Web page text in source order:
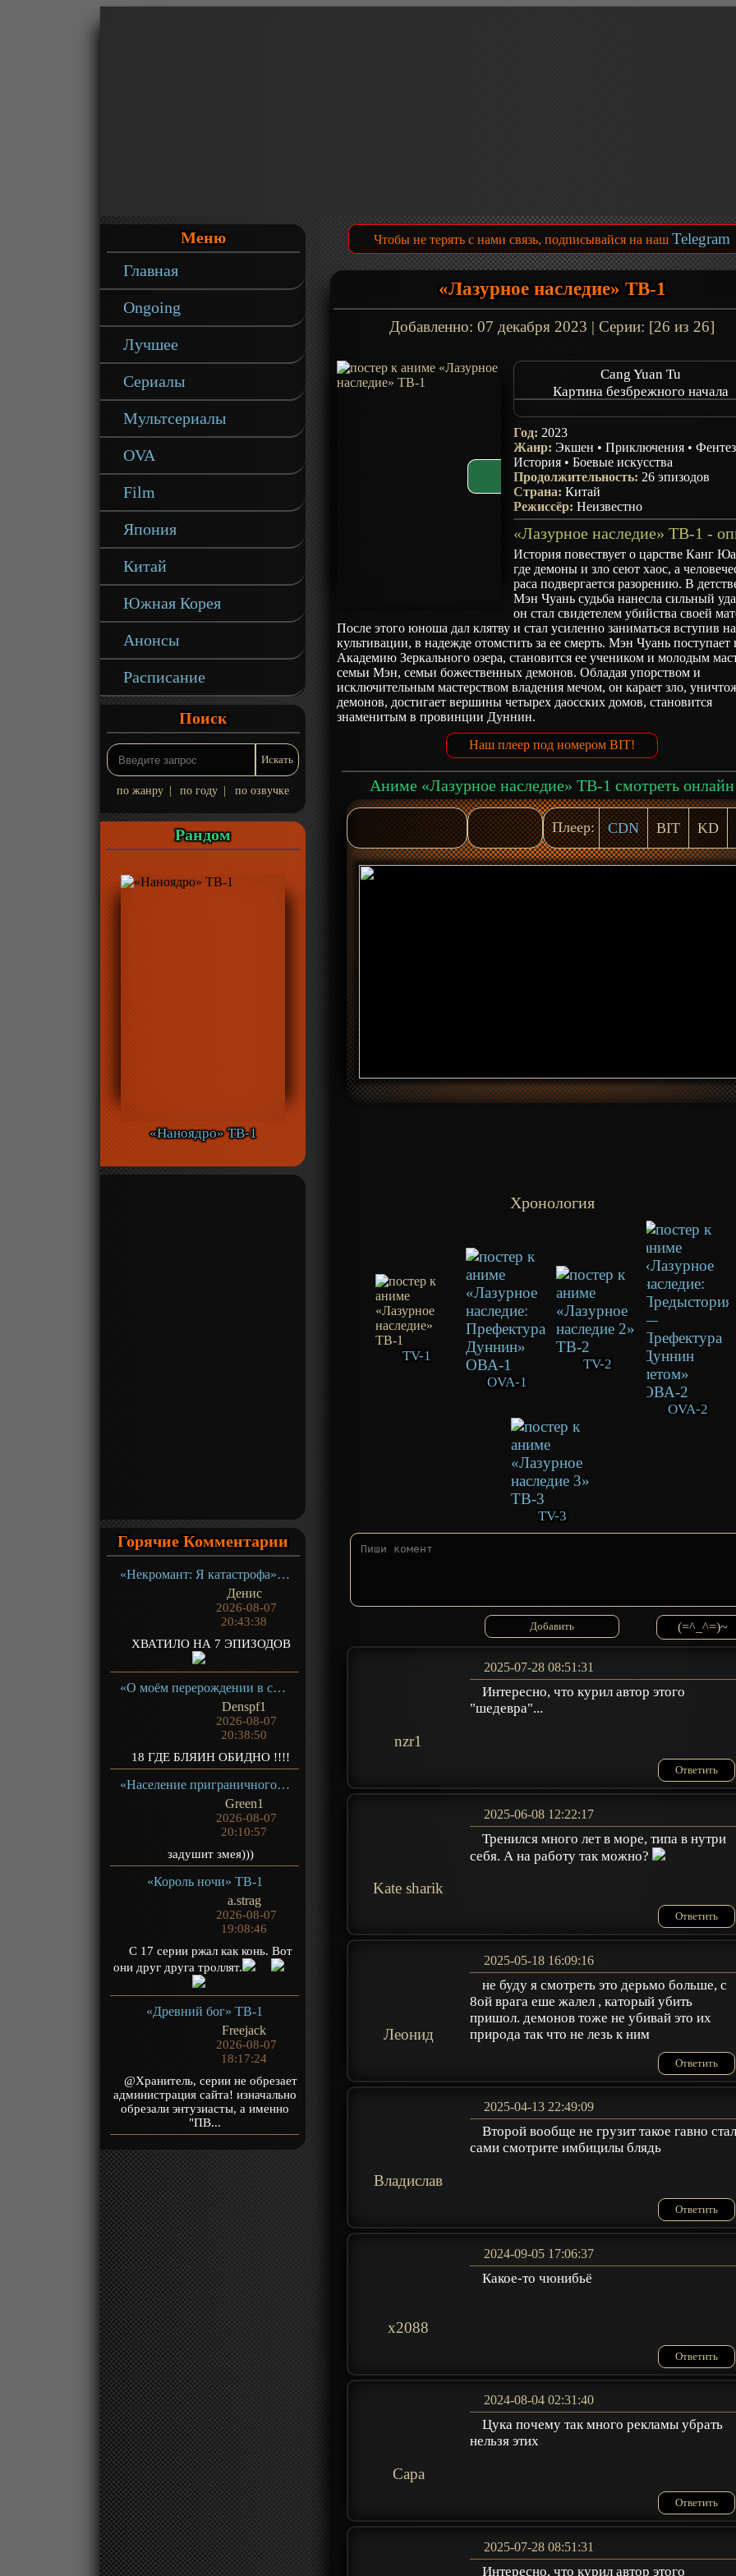
Меню
Главная
Ongoing
Лучшее
Сериалы
Мультсериалы
OVA
Film
Япония
Китай
Южная Корея
Анонсы
Расписание
Поиск
по жанру по году по озвучке
Рандом
«Наноядро» ТВ-1
Горячие Комментарии
«Некромант: Я катастрофа» ТВ-1
Денис
2026-08-07
20:43:38
ХВАТИЛО НА 7 ЭПИЗОДОВ
«О моём перерождении в слизь 4» ТВ- 4.1
Denspf1
2026-08-07
20:38:50
18 ГДЕ БЛЯИН ОБИДНО !!!!
«Население приграничного владения начинается с нуля» ТВ-1
Green1
2026-08-07
20:10:57
задушит змея)))
«Король ночи» ТВ-1
a.strag
2026-08-07
19:08:46
С 17 серии ржал как конь. Вот
они друг друга троллят.
«Древний бог» ТВ-1
Freejack
2026-08-07
18:17:24
@Хранитель, серии не обрезает
администрация сайта! изначально
обрезали энтузиасты, а именно
"ПВ...
Чтобы не терять с нами связь, подписывайся на наш Telegram
«Лазурное наследие» ТВ-1
Добавленно: 07 декабря 2023 | Серии: [26 из 26]
Cang Yuan Tu
Картина безбрежного начала
The Demon Hunter
Год: 2023
Жанр: Экшен •Приключения •
История •Боевые искусства
Продолжительность: 26 эпизодов
Страна:Китай
Режиссёр:Неизвестно
История повествует о царстве Канг
где демоны и зло сеют хаос, а
раса подвергается разорению. В
Мэн Чуань судьба нанесла сильный
он стал свидетелем убийства своей
После этого юноша дал клятву и стал усиленно заниматься вступив
культивации, в надежде отомстить за ее смерть. Мэн Чуань поступает
Академию Зеркального озера, становится ее учеником и молодым
семьи Мэн, семьи божественных демонов. Обладая упорством и
исключительным мастерством владения мечом, он карает зло,
демонов, достигает вершины четырех даосских домов, становится
знаменитым в провинции Дуннин.
Наш плеер под номером BIT!
Аниме «Лазурное наследие» ТВ-1 смотреть онлайн
Плеер: CDN BIT KD
Хронология
TV-1
OVA-1
TV-2
OVA-2
TV-3
(=^_^=)~
nzr1
2025-07-28 08:51:31
Интересно, что курил автор этого
"шедевра"...
Ответить
Kate sharik
2025-06-08 12:22:17
Тренился много лет в море, типа в нутри
себя. А на работу так можно?
Ответить
Леонид
2025-05-18 16:09:16
не буду я смотреть это дерьмо больше, с
8ой врага еше жалел , каторый убить
пришол. демонов тоже не убивай это их
природа так что не лезь к ним
Ответить
Владислав
2025-04-13 22:49:09
Второй вообще не грузит такое гавно
сами смотрите имбицилы блядь
Ответить
x2088
2024-09-05 17:06:37
Какое-то чюнибьё
Ответить
Сара
2024-08-04 02:31:40
Цука почему так много рекламы убрать
нельзя этих
Ответить
2025-07-28 08:51:31
Интересно, что курил автор этого